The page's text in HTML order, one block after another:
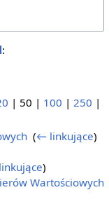
:
| 50 | 100 | 250 |
‎(← linkujące)
)
Wartościowych